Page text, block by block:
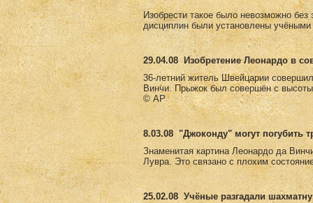
Изобрести такое было невозможно
дисциплин были установлены
29.04.08
Изобретение Леонардо в
36-летний житель Швейцарии
Винчи. Прыжок был совершён с
© AP
8.03.08 "Джоконду" могут погубить
Знаменитая картина Леонардо да
Лувра. Это связано с плохим
25.02.08 Учёные разгадали